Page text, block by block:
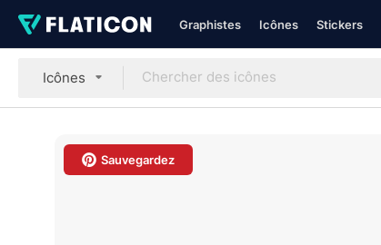
Graphistes Icônes Stickers
Icônes
Sauvegardez